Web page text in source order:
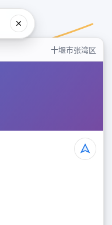
十堰市张湾区